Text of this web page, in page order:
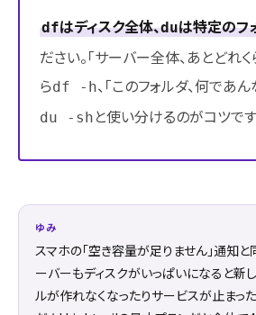
dfはディスク全体、duは特定のフ
ださい。「サーバー全体、あとどれ
らdf -h、「このフォルダ、何であ
du -sh と使い分けるのがコツです
ゆみ
スマホの「空き容量が足りません」通知と
ーバーもディスクがいっぱいになると新
ルが作れなくなったりサービスが止まっ